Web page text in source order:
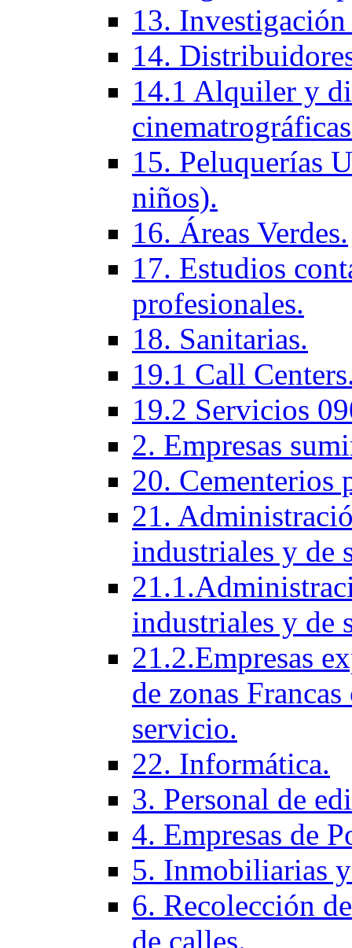
13.
14.
14.1 Alquiler y
15. Peluquerí­as
niños).
16. Áreas Verdes.
17. Estudios
profesionales.
18. Sanitarias.
19.1 Call
19.2 Servicios
2. Empresas
20. Cementerios
21.
industriales y de
industriales y de
21.2.Empresas
de zonas
servicio.
22. Informática.
3. Personal de
4. Empresas de
5. Inmobiliarias
6. Recolección
de calles.